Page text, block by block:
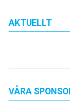
AKTUELLT
VÅRA